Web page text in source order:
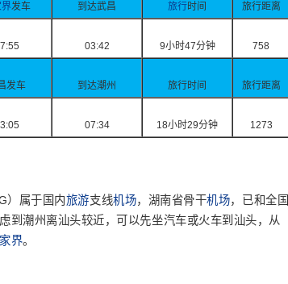
发车 到达武昌 旅行时间 旅行距离
03:42 9小时47分钟 758
发车 到达潮州 旅行时间 旅行距离
07:34 18小时29分钟 1273
）属于国内旅游支线机场，湖南省骨干机场，已和全国
到潮州离汕头较近，可以先坐汽车或火车到汕头，从
界。